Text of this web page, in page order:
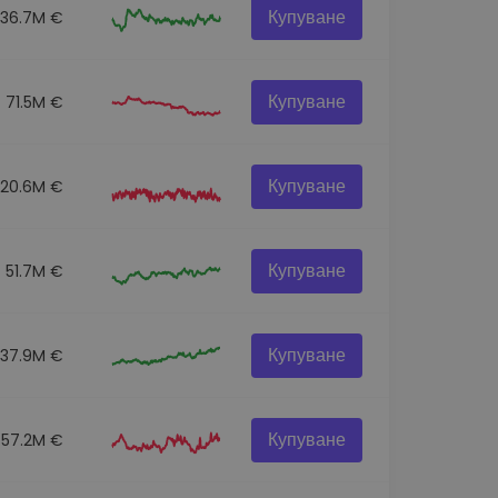
€ Купуване
71.5M € Купуване
€ Купуване
51.7M € Купуване
€ Купуване
57.2M € Купуване